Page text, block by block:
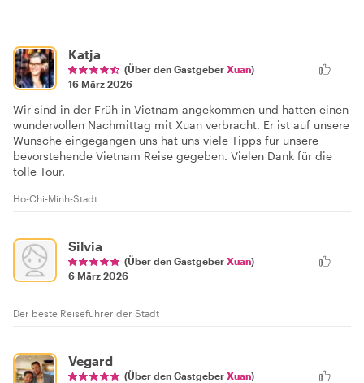
Katja
(Über den Gastgeber Xuan)
16 März 2026
Wir sind in der Früh in Vietnam angekommen und hatten einen
wundervollen Nachmittag mit Xuan verbracht. Er ist auf unsere
Wünsche eingegangen uns hat uns viele Tipps für unsere
bevorstehende Vietnam Reise gegeben. Vielen Dank für die
tolle Tour.
Ho-Chi-Minh-Stadt
Silvia
(Über den Gastgeber Xuan)
6 März 2026
Der beste Reiseführer der Stadt
Vegard
(Über den Gastgeber Xuan)